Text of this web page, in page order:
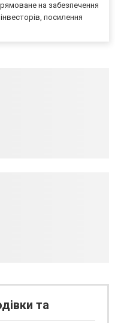
на забезпечення
посилення
та